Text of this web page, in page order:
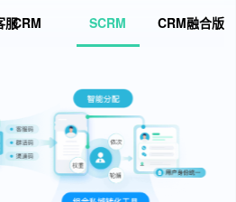
服CRM SCRM CRM融合版